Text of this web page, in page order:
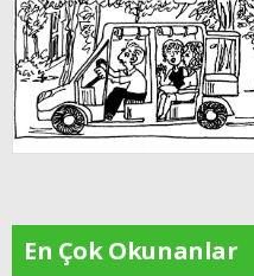
En Çok Okunanlar